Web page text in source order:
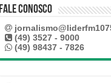
Conosco
(49) 3527 - 9000
(49) 98437 - 7826